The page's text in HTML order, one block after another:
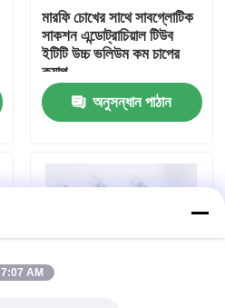
মারফি চোখের সাথে সাবগ্লোটিক
সাকশন এন্ডোট্রাচিয়াল টিউব
ইটিটি উচ্চ ভলিউম কম চাপের
ক্যাপ
অনুসন্ধান পাঠান
7:07 AM